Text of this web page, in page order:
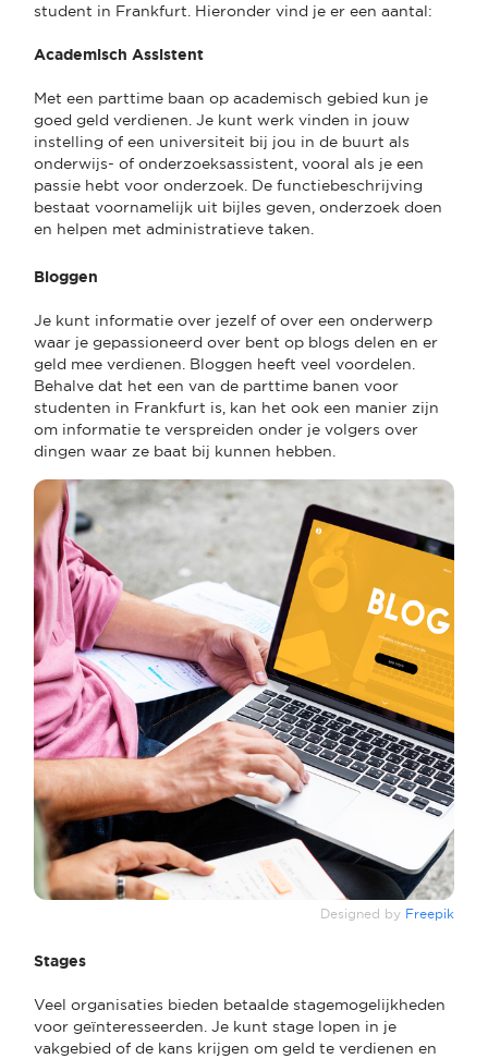
student in Frankfurt. Hieronder vind je er een aantal:
Academisch Assistent
Met een parttime baan op academisch gebied kun je
goed geld verdienen. Je kunt werk vinden in jouw
instelling of een universiteit bij jou in de buurt als
onderwijs- of onderzoeksassistent, vooral als je een
passie hebt voor onderzoek. De functiebeschrijving
bestaat voornamelijk uit bijles geven, onderzoek doen
en helpen met administratieve taken.
Bloggen
Je kunt informatie over jezelf of over een onderwerp
waar je gepassioneerd over bent op blogs delen en er
geld mee verdienen. Bloggen heeft veel voordelen.
Behalve dat het een van de parttime banen voor
studenten in Frankfurt is, kan het ook een manier zijn
om informatie te verspreiden onder je volgers over
dingen waar ze baat bij kunnen hebben.
Designed by Freepik
Stages
Veel organisaties bieden betaalde stagemogelijkheden
voor geïnteresseerden. Je kunt stage lopen in je
vakgebied of de kans krijgen om geld te verdienen en